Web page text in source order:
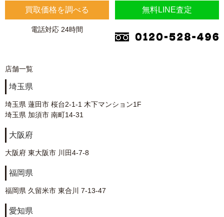
買取価格を調べる 無料LINE査定
電話対応 24時間
店舗一覧
埼玉県
埼玉県 蓮田市 桜台2-1-1 木下マンション1F
埼玉県 加須市 南町14-31
大阪府
大阪府 東大阪市 川田4-7-8
福岡県
福岡県 久留米市 東合川 7-13-47
愛知県